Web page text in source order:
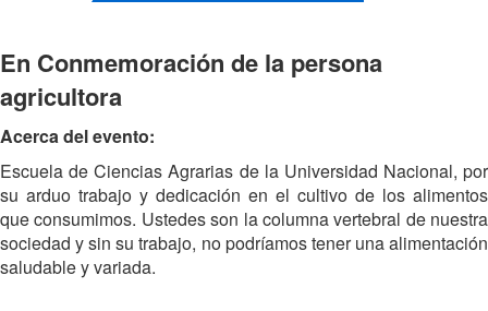
En Conmemoración de la persona
agricultora
Acerca del evento:
Escuela de Ciencias Agrarias de la Universidad Nacional, por
su arduo trabajo y dedicación en el cultivo de los alimentos
que consumimos. Ustedes son la columna vertebral de nuestra
sociedad y sin su trabajo, no podríamos tener una alimentación
saludable y variada.